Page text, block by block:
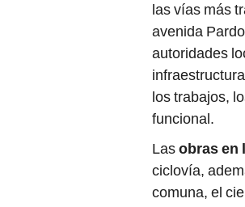
las vías más
avenida
autoridades
los trabajos,
funcional.
Lasobras en
ciclovía,
comuna, el